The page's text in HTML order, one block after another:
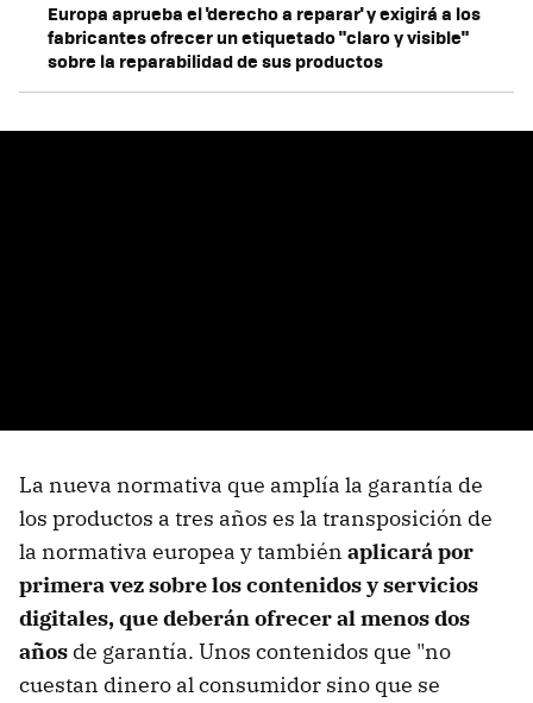
Europa aprueba el 'derecho a reparar' y exigirá a los
fabricantes ofrecer un etiquetado "claro y visible"
sobre la reparabilidad de sus productos
La nueva normativa que amplía la garantía de
los productos a tres años es la transposición de
la normativa europea y también aplicará por
primera vez sobre los contenidos y servicios
digitales, que deberán ofrecer al menos dos
años de garantía. Unos contenidos que "no
cuestan dinero al consumidor sino que se